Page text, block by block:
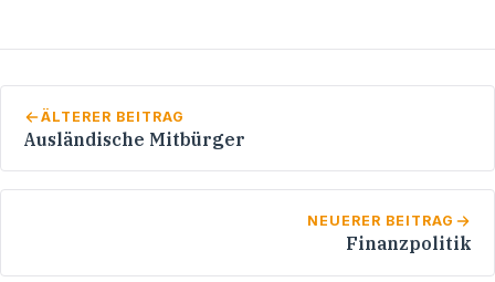
ÄLTERER BEITRAG
Ausländische Mitbürger
NEUERER BEITRAG
Finanzpolitik